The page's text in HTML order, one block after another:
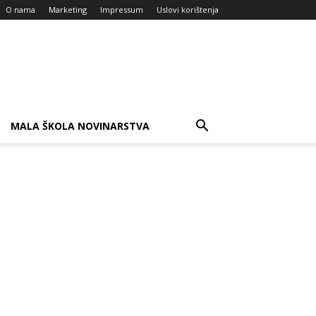
O nama Marketing Impressum Uslovi korištenja
MALA ŠKOLA NOVINARSTVA